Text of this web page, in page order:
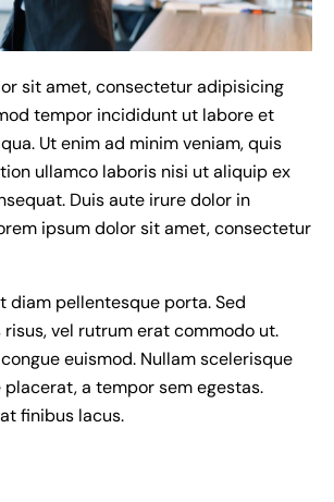
sit amet, consectetur adipisicing
tempor incididunt ut labore et
Ut enim ad minim veniam, quis
ullamco laboris nisi ut aliquip ex
Duis aute irure dolor in
ipsum dolor sit amet, consectetur
diam pellentesque porta. Sed
vel rutrum erat commodo ut.
euismod. Nullam scelerisque
placerat, a tempor sem egestas.
finibus lacus.